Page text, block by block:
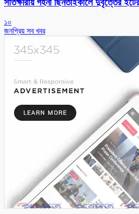
সাতক্ষীরায় গহনা ছিনতাইকালে দুর্বৃত্তের
১০
জনপ্রিয় সব খবর